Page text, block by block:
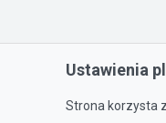
Ustawienia
Strona korzysta